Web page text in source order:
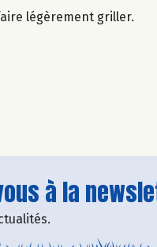
légèrement griller.
à la